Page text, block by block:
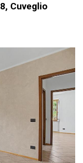
Cuveglio